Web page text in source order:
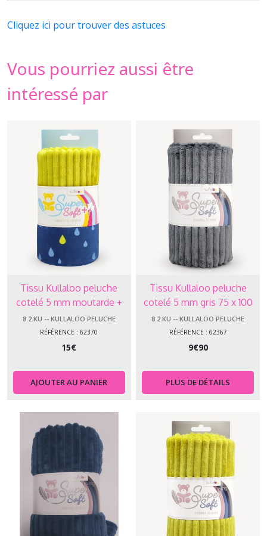
Cliquez ici pour trouver des astuces
Vous pourriez aussi être
intéressé par
Tissu Kullaloo peluche
cotelé 5 mm moutarde +
shorty gouttes 75 x 100 cm
62370
8.2.KU -- KULLALOO PELUCHE
RÉFÉRENCE : 62370
15€
AJOUTER AU PANIER
Tissu Kullaloo peluche
cotelé 5 mm gris 75 x 100
cm 62367
8.2.KU -- KULLALOO PELUCHE
RÉFÉRENCE : 62367
9€90
PLUS DE DÉTAILS